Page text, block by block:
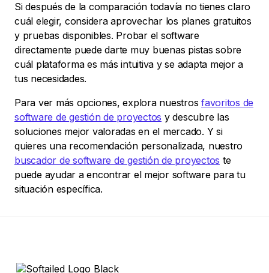
Si después de la comparación todavía no tienes claro
cuál elegir, considera aprovechar los planes gratuitos
y pruebas disponibles. Probar el software
directamente puede darte muy buenas pistas sobre
cuál plataforma es más intuitiva y se adapta mejor a
tus necesidades.
Para ver más opciones, explora nuestros favoritos de
software de gestión de proyectos y descubre las
soluciones mejor valoradas en el mercado. Y si
quieres una recomendación personalizada, nuestro
buscador de software de gestión de proyectos te
puede ayudar a encontrar el mejor software para tu
situación específica.